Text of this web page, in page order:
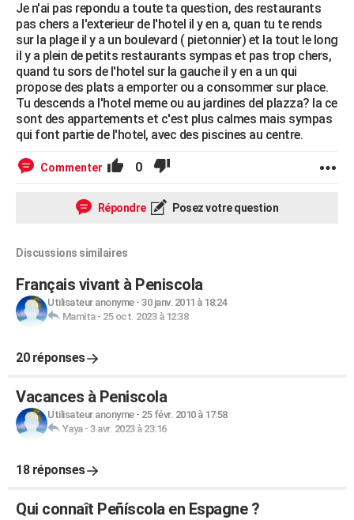
Je n'ai pas repondu a toute ta question, des restaurants
pas chers a l'exterieur de l'hotel il y en a, quan tu te rends
sur la plage il y a un boulevard ( pietonnier) et la tout le long
il y a plein de petits restaurants sympas et pas trop chers,
quand tu sors de l'hotel sur la gauche il y en a un qui
propose des plats a emporter ou a consommer sur place.
Tu descends a l'hotel meme ou au jardines del plazza? la ce
sont des appartements et c'est plus calmes mais sympas
qui font partie de l'hotel, avec des piscines au centre.
Commenter 0
Répondre Posez votre question
Discussions similaires
Français vivant à Peniscola
Utilisateur anonyme- 30 janv. 2011 à 18:24
Mamita- 25 oct. 2023 à 12:38
20 réponses
Vacances à Peniscola
Utilisateur anonyme- 25 févr. 2010 à 17:58
Yaya- 3 avr. 2023 à 23:16
18 réponses
Qui connaît Peñíscola en Espagne ?